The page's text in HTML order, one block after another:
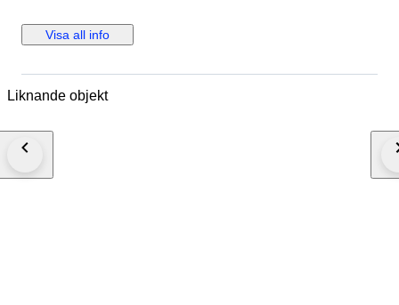
wrist approximately Clasp: Hidden Deployment Case Back: Solid
Condition: Worn & Very good condition Movement: Automatic Functions:
appears in the photos is my shooting platform.) **I will use FedEX / Ups
as possible (takes usually 3-5 days *we don't guarantee water resistance
Visa all info
Liknande objekt